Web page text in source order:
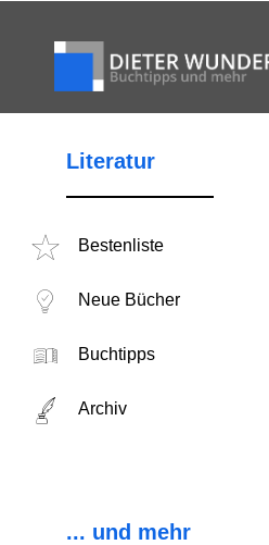
Literatur
Bestenliste
Neue Bücher
Buchtipps
Archiv
... und mehr